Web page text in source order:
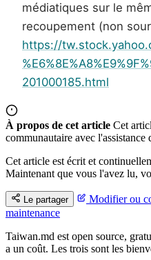
médiatiques sur le
recoupement (non
https://
201000185.html
À propos de cet article Cet
communautaire avec l'assistance
Cet article est écrit et
Maintenant que vous l'avez lu,
Le partager Modifier ou
maintenance
Taiwan.md est open source,
a un coût. Les trois sont les